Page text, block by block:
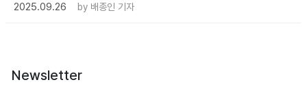
2025.09.26
by 배종인 기자
Newsletter